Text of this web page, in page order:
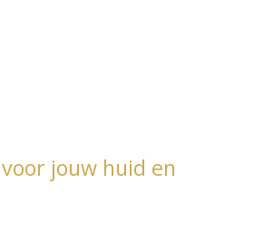
jouw huid en